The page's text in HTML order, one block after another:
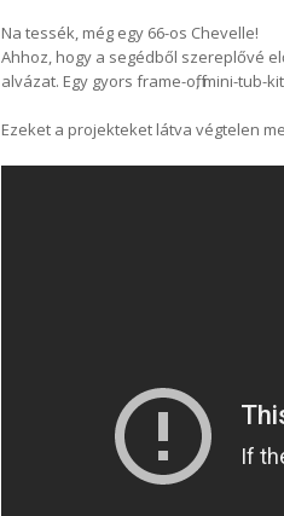
Na tessék, még egy 66-os Chevelle!
Ahhoz, hogy a segédből szereplővé
alvázat. Egy gyors frame-off, mini-tub-
Ezeket a projekteket látva végtelen